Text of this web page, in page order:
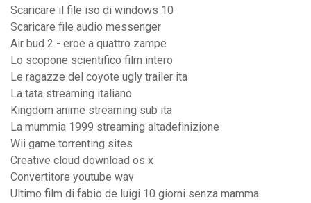
Scaricare il file iso di windows 10
Scaricare file audio messenger
Air bud 2 - eroe a quattro zampe
Lo scopone scientifico film intero
Le ragazze del coyote ugly trailer ita
La tata streaming italiano
Kingdom anime streaming sub ita
La mummia 1999 streaming altadefinizione
Wii game torrenting sites
Creative cloud download os x
Convertitore youtube wav
Ultimo film di fabio de luigi 10 giorni senza mamma